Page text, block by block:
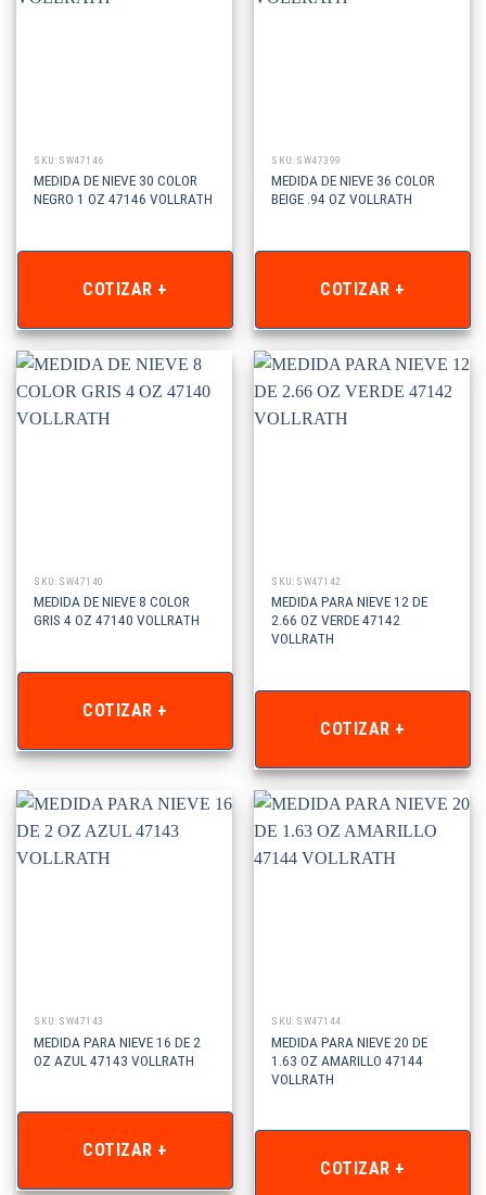
SKU: SW47146
MEDIDA DE NIEVE 30 COLOR
NEGRO 1 OZ 47146 VOLLRATH
COTIZAR +
SKU: SW47399
MEDIDA DE NIEVE 36 COLOR
BEIGE .94 OZ VOLLRATH
COTIZAR +
SKU: SW47140
MEDIDA DE NIEVE 8 COLOR
GRIS 4 OZ 47140 VOLLRATH
COTIZAR +
SKU: SW47142
MEDIDA PARA NIEVE 12 DE
2.66 OZ VERDE 47142
VOLLRATH
COTIZAR +
SKU: SW47143
MEDIDA PARA NIEVE 16 DE 2
OZ AZUL 47143 VOLLRATH
COTIZAR +
SKU: SW47144
MEDIDA PARA NIEVE 20 DE
1.63 OZ AMARILLO 47144
VOLLRATH
COTIZAR +